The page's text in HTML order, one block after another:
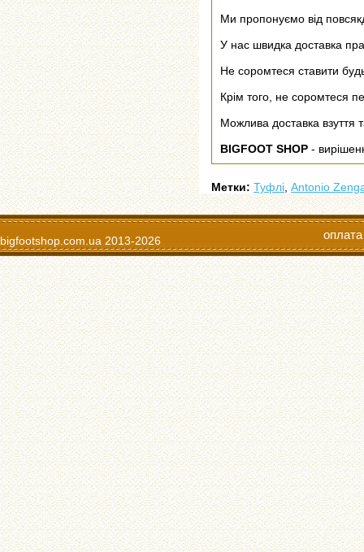
Ми пропонуємо від
У нас швидка доставка
Не соромтеся ставити
Крім того, не соромтеся
Можлива доставка взуття
BIGFOOT SHOP -
Метки: Туфлі Antonio
bigfootshop.com.ua 2013-2026 оплата